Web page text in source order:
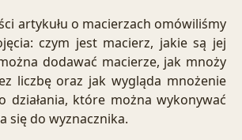
artykułu o macierzach omówiliśmy
czym jest macierz, jakie są jej
dodawać macierze, jak mnoży
liczbę oraz jak wygląda mnożenie
działania, które można wykonywać
się do wyznacznika.